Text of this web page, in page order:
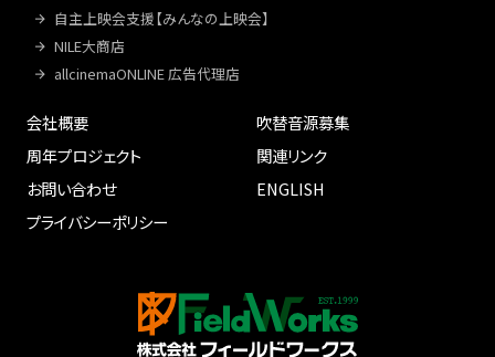
自主上映会支援【みんなの上映会】
NILE大商店
allcinemaONLINE 広告代理店
会社概要
吹替音源募集
周年プロジェクト
関連リンク
お問い合わせ
ENGLISH
プライバシーポリシー